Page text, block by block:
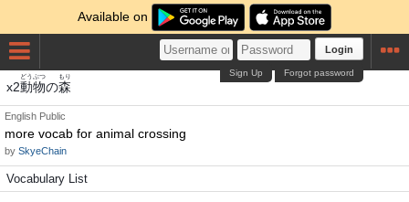
Available on
Login
Forgot password
Sign Up
x2動物
どうぶつ
の森
もり
English Public
more vocab for animal crossing
by SkyeChain
Vocabulary List